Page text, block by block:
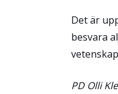
Det är
besvara
PD Olli